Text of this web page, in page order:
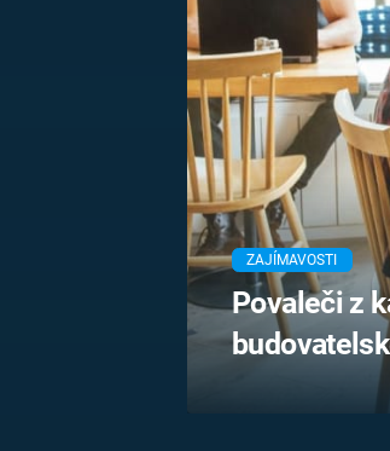
PRVNÍ SVĚTOVÁ
ZAJÍMAVOSTI
Povaleči z